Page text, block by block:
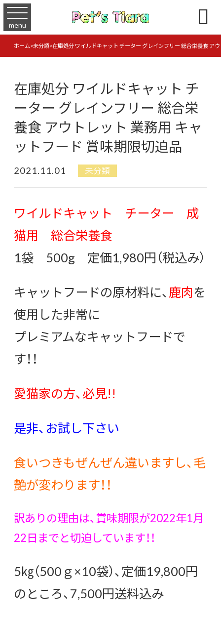
menu 
ホーム>未分類>在庫処分 ワイルドキャット チーター グレインフリー 総合栄養食
在庫処分 ワイルドキャット チ
ーター グレインフリー 総合栄
養食 アウトレット 業務用 キャ
ットフード 賞味期限切迫品
2021.11.01 未分類
ワイルドキャット チーター 成
猫用 総合栄養食
1袋 500g 定価1,980円（税込み）
キャットフードの原材料に、鹿肉を
使用した非常に
プレミアムなキャットフードで
す！！
愛猫家の方、必見!!
是非、お試し下さい
食いつきもぜんぜん違いますし、毛
艶が変わります！！
訳ありの理由は、賞味期限が2022年1月
22日までと切迫しています！！
5㎏（500ｇ×10袋）、定価19,800円
のところ、7,500円送料込み